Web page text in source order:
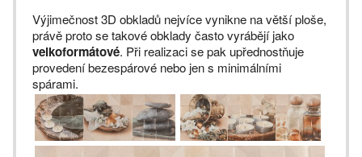
Výjimečnost 3D obkladů nejvíce vynikne na větší ploše,
právě proto se takové obklady často vyrábějí jako
velkoformátové. Při realizaci se pak upřednostňuje
provedení bezespárové nebo jen s minimálními
spárami.